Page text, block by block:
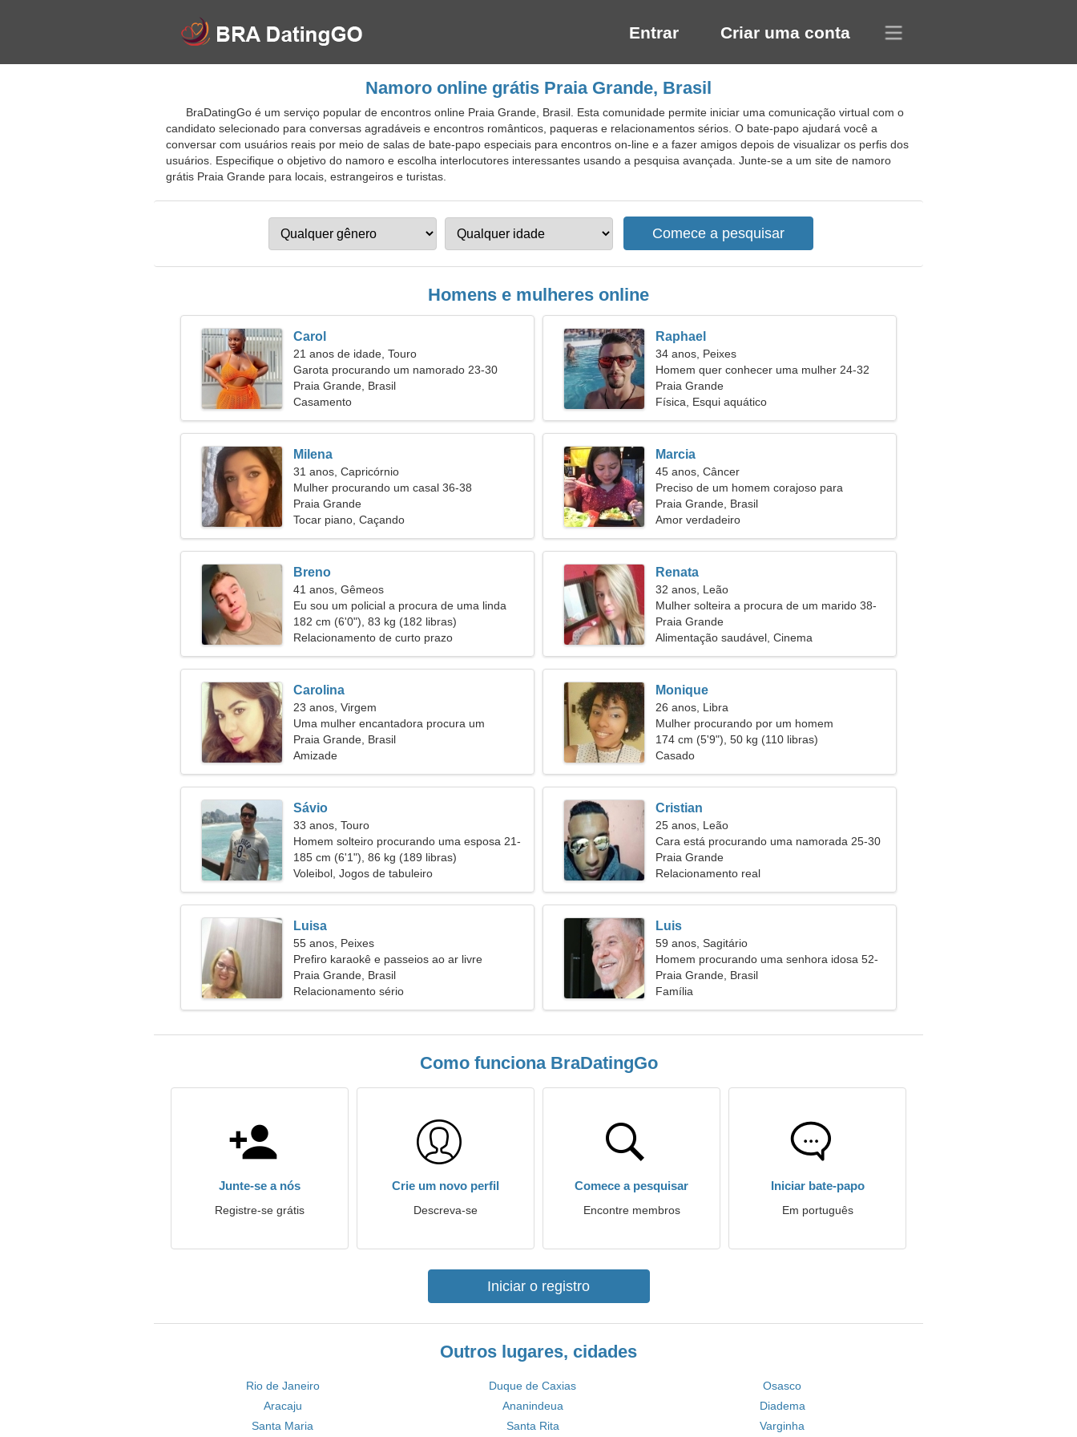
Entrar Criar uma conta
Namoro online grátis Praia Grande, Brasil
BraDatingGo é um serviço popular de encontros online Praia Grande, Brasil. Esta comunidade permite iniciar uma comunicação virtual com o
candidato selecionado para conversas agradáveis e encontros românticos, paqueras e relacionamentos sérios. O bate-papo ajudará você a
conversar com usuários reais por meio de salas de bate-papo especiais para encontros on-line e a fazer amigos depois de visualizar os perfis dos
usuários. Especifique o objetivo do namoro e escolha interlocutores interessantes usando a pesquisa avançada. Junte-se a um site de namoro
grátis Praia Grande para locais, estrangeiros e turistas.
Homens e mulheres online
Carol
21 anos de idade, Touro
Garota procurando um namorado 23-30
Praia Grande, Brasil
Casamento
Raphael
34 anos, Peixes
Homem quer conhecer uma mulher 24-32
Praia Grande
Física, Esqui aquático
Milena
31 anos, Capricórnio
Mulher procurando um casal 36-38
Praia Grande
Tocar piano, Caçando
Marcia
45 anos, Câncer
Preciso de um homem corajoso para
cozinhar juntos
Praia Grande, Brasil
Amor verdadeiro
Breno
41 anos, Gêmeos
Eu sou um policial a procura de uma linda
mulher
182 cm (6'0"), 83 kg (182 libras)
Relacionamento de curto prazo
Renata
32 anos, Leão
Mulher solteira a procura de um marido 38-
44
Praia Grande
Alimentação saudável, Cinema
Carolina
23 anos, Virgem
Uma mulher encantadora procura um
relacionamento verdadeiro
Praia Grande, Brasil
Amizade
Monique
26 anos, Libra
Mulher procurando por um homem
174 cm (5'9"), 50 kg (110 libras)
Casado
Sávio
33 anos, Touro
Homem solteiro procurando uma esposa 21-
31
185 cm (6'1"), 86 kg (189 libras)
Voleibol, Jogos de tabuleiro
Cristian
25 anos, Leão
Cara está procurando uma namorada 25-30
Praia Grande
Relacionamento real
Luisa
55 anos, Peixes
Prefiro karaokê e passeios ao ar livre
Praia Grande, Brasil
Relacionamento sério
Luis
59 anos, Sagitário
Homem procurando uma senhora idosa 52-
56
Praia Grande, Brasil
Família
Como funciona BraDatingGo
Junte-se a nós
Registre-se grátis
Crie um novo perfil
Descreva-se
Comece a pesquisar
Encontre membros
Iniciar bate-papo
Em português
Iniciar o registro
Outros lugares, cidades
Rio de Janeiro Duque de Caxias
Osasco
Aracaju
Ananindeua
Diadema
Santa Maria
Santa Rita Varginha